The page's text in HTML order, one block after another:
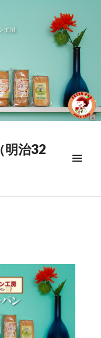
明治32
ット